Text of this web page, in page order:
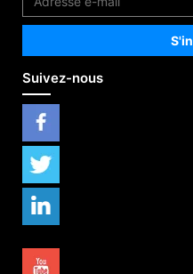
Suivez-nous